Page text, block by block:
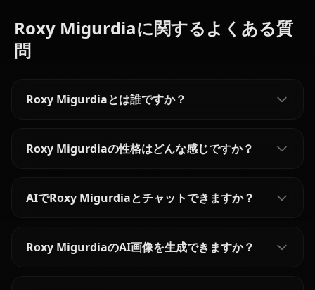
Roxy Migurdiaに関するよくある質
問
Roxy Migurdiaとは誰ですか？
Roxy Migurdiaの性格はどんな感じですか？
AIでRoxy Migurdiaとチャットできますか？
Roxy MigurdiaのAI画像を生成できますか？